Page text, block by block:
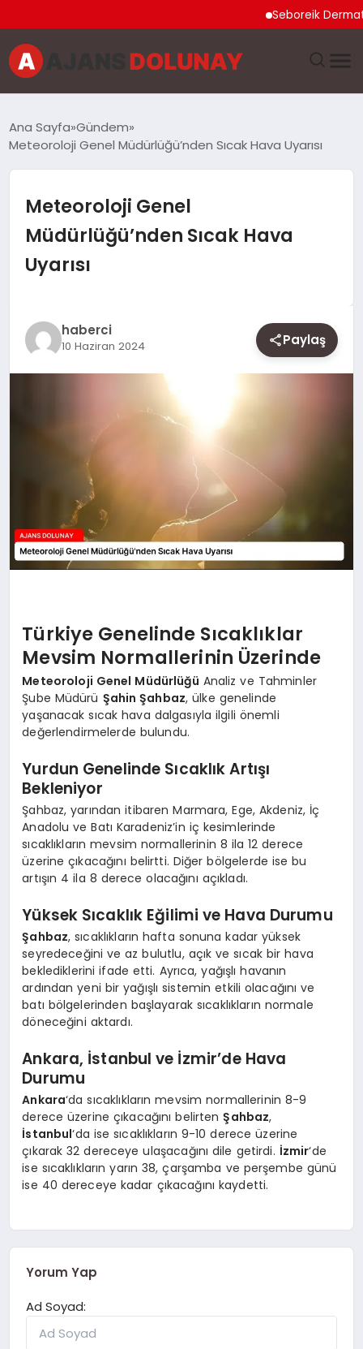
Seboreik Dermatit
EKONOMI
GENEL
MAGAZIN
Ana Sayfa Gündem
Meteoroloji Genel Müdürlüğü’nden Sıcak Hava Uyarısı
Meteoroloji Genel
Müdürlüğü’nden Sıcak Hava
Uyarısı
haberci
10 Haziran 2024 Paylaş
Türkiye Genelinde Sıcaklıklar
Mevsim Normallerinin Üzerinde
Meteoroloji Genel Müdürlüğü Analiz ve Tahminler
Şube Müdürü Şahin Şahbaz, ülke genelinde
yaşanacak sıcak hava dalgasıyla ilgili önemli
değerlendirmelerde bulundu.
Yurdun Genelinde Sıcaklık Artışı
Bekleniyor
Şahbaz, yarından itibaren Marmara, Ege, Akdeniz, İç
Anadolu ve Batı Karadeniz’in iç kesimlerinde
sıcaklıkların mevsim normallerinin 8 ila 12 derece
üzerine çıkacağını belirtti. Diğer bölgelerde ise bu
artışın 4 ila 8 derece olacağını açıkladı.
Yüksek Sıcaklık Eğilimi ve Hava Durumu
Şahbaz, sıcaklıkların hafta sonuna kadar yüksek
seyredeceğini ve az bulutlu, açık ve sıcak bir hava
beklediklerini ifade etti. Ayrıca, yağışlı havanın
ardından yeni bir yağışlı sistemin etkili olacağını ve
batı bölgelerinden başlayarak sıcaklıkların normale
döneceğini aktardı.
Ankara, İstanbul ve İzmir’de Hava
Durumu
Ankara‘da sıcaklıkların mevsim normallerinin 8-9
derece üzerine çıkacağını belirtenŞahbaz,
İstanbul‘da ise sıcaklıkların 9-10 derece üzerine
çıkarak 32 dereceye ulaşacağını dile getirdi. İzmir‘de
ise sıcaklıkların yarın 38, çarşamba ve perşembe günü
ise 40 dereceye kadar çıkacağını kaydetti.
Yorum Yap
Ad Soyad: